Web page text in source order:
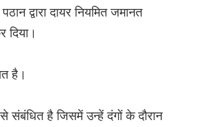
द्वारा दायर नियमित जमानत
दिया।
है।
संबंधित है जिसमें उन्हें दंगों के दौरान